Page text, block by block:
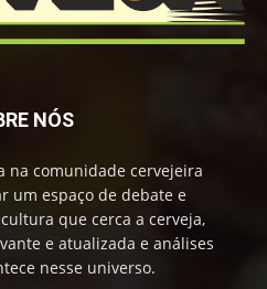
NÓS
na comunidade cervejeira
um espaço de debate e
que cerca a cerveja,
e atualizada e análises
nesse universo.